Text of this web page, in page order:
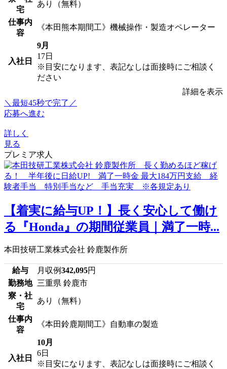
宅
あり（無料）
仕事内
容
《本田熊本期間工》機械操作・製造オペレーター
入社日
9月
17日
※目安になります、表記なしは面接時にご相談く
ださい
詳細を表示
＼最短45秒で完了／
応募へ進む
詳しく
見る
プレミア求人
【着実に給与UP！】長く安心して働け
る『Honda』の期間従業員｜満了一時...
本田技研工業株式会社 鈴鹿製作所
給与 月収例342,095円
勤務地 三重県 鈴鹿市
寮・社
宅
あり（無料）
仕事内
容
《本田鈴鹿期間工》自動車の製造
入社日
10月
6日
※目安になります、表記なしは面接時にご相談く